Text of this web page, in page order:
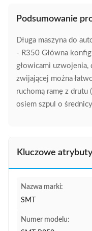
Podsumowanie
Długa maszyna do
- R350 Główna
głowicami uzwojenia,
zwijającej można
ruchomą ramę z
osiem szpul o
Kluczowe atrybuty
Nazwa marki:
SMT
Numer modelu: